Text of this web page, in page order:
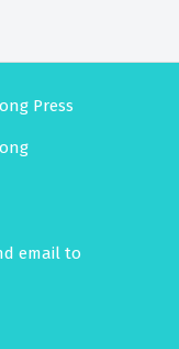
Press
email to